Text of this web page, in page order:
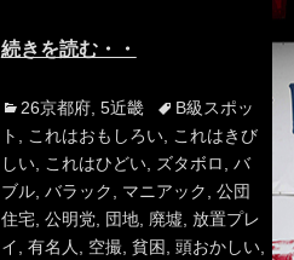
続きを読む・・
Categories
26京都府, 5近畿 TagsB級スポッ
ト
これはおもしろい,
これはきび
しい, これはひどい, ズタボロ
バ
ブル, バラック マニアック
公団
住宅, 公明党, 団地, 廃墟 放置プレ
イ
有名人 空撮, 貧困 頭おかしい,